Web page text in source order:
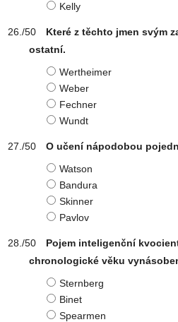
Kelly
Které z těchto jmen svým
ostatní.
Wertheimer
Weber
Fechner
Wundt
O učení nápodobou
Watson
Bandura
Skinner
Pavlov
Pojem inteligenční
chronologické věku
Sternberg
Binet
Spearmen